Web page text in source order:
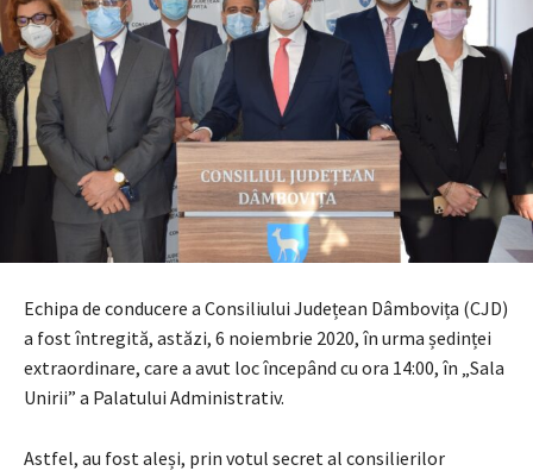
Echipa de conducere a Consiliului Județean Dâmbovița (CJD)
a fost întregită, astăzi, 6 noiembrie 2020, în urma ședinței
extraordinare, care a avut loc începând cu ora 14:00, în „Sala
Unirii” a Palatului Administrativ.
Astfel, au fost aleși, prin votul secret al consilierilor